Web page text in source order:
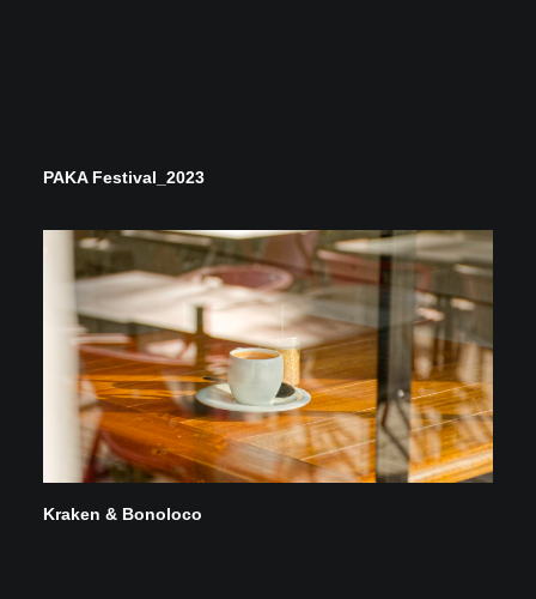
PAKA Festival_2023
Kraken & Bonoloco